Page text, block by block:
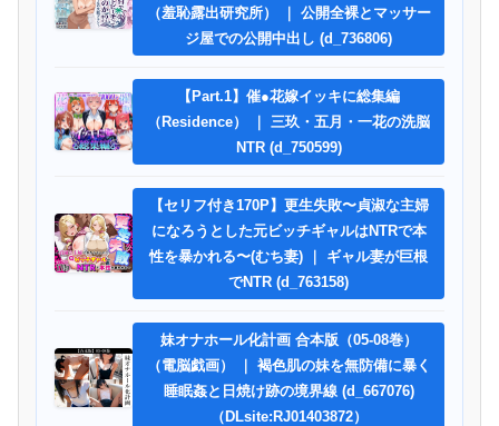
（羞恥露出研究所） ｜ 公開全裸とマッサー
ジ屋での公開中出し (d_736806)
【Part.1】催●花嫁イッキに総集編
（Residence） ｜ 三玖・五月・一花の洗脳
NTR (d_750599)
【セリフ付き170P】更生失敗〜貞淑な主婦
になろうとした元ビッチギャルはNTRで本
性を暴かれる〜(むち妻) ｜ ギャル妻が巨根
でNTR (d_763158)
妹オナホール化計画 合本版（05-08巻）
（電脳戯画） ｜ 褐色肌の妹を無防備に暴く
睡眠姦と日焼け跡の境界線 (d_667076)
（DLsite:RJ01403872）